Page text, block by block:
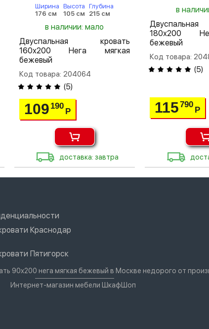
Ширина
176 см
Высота
105 см
Глубина
215 см
в наличии: мало
Двуспальная кровать
160х200 Нега мягкая
бежевый
Код товара: 204064
(5)
109 190
Р
доставка: завтра
в
180х200
бежевый
Код товара:
(5)
115790
Р
Краснодар
Пятигорск
90х200 нега мягкая бежевый в Москве недорого от
Интернет-магазин мебели ШкафШоп